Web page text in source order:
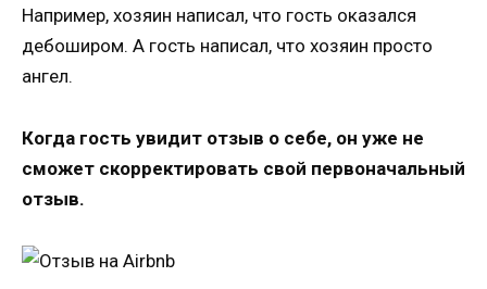
Например, хозяин написал, что гость оказался
дебоширом. А гость написал, что хозяин просто
ангел.
Когда гость увидит отзыв о себе, он уже не
сможет скорректировать свой первоначальный
отзыв.